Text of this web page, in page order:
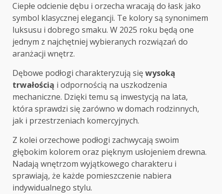
Ciepłe odcienie dębu i orzecha wracają do łask jako
symbol klasycznej elegancji. Te kolory są synonimem
luksusu i dobrego smaku. W 2025 roku będą one
jednym z najchętniej wybieranych rozwiązań do
aranżacji wnętrz.
Dębowe podłogi charakteryzują sięwysoką
trwałością i odpornością na uszkodzenia
mechaniczne. Dzięki temu są inwestycją na lata,
która sprawdzi się zarówno w domach rodzinnych,
jak i przestrzeniach komercyjnych.
Z kolei orzechowe podłogi zachwycają swoim
głębokim kolorem oraz pięknym usłojeniem drewna.
Nadają wnętrzom wyjątkowego charakteru i
sprawiają, że każde pomieszczenie nabiera
indywidualnego stylu.